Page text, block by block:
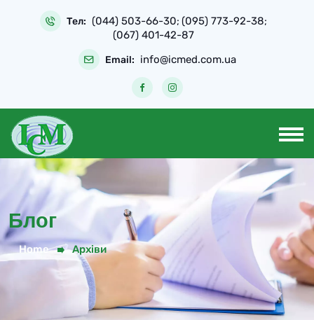
Тел: (044) 503-66-30; (095) 773-92-38;
(067) 401-42-87
Email: info@icmed.com.ua
Блог
Home Архіви